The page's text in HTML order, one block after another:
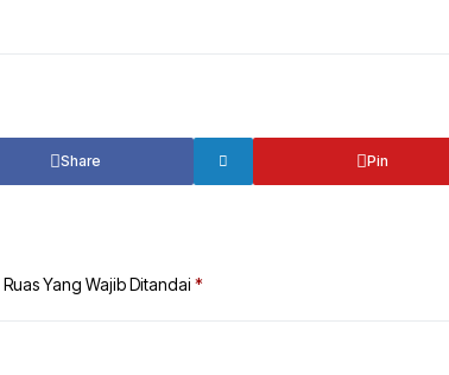
Share Pin
Ruas Yang Wajib Ditandai *